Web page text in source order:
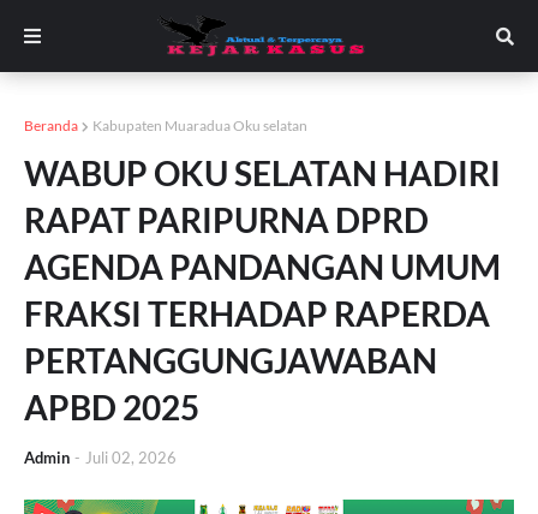
Beranda Kabupaten Muaradua Oku selatan
WABUP OKU SELATAN HADIRI
RAPAT PARIPURNA DPRD
AGENDA PANDANGAN UMUM
FRAKSI TERHADAP RAPERDA
PERTANGGUNGJAWABAN
APBD 2025
Admin - Juli 02, 2026